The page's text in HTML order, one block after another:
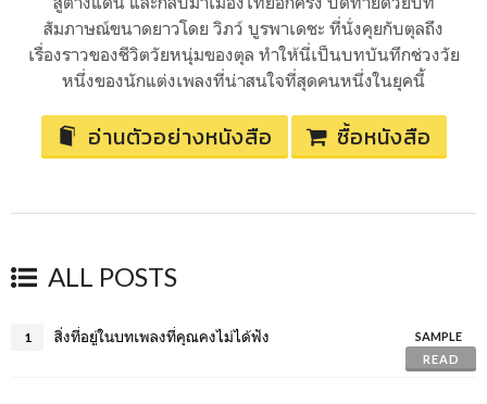
สัมภาษณ์ขนาดยาวโดย วิภว์ บูรพาเดชะ ที่นั่งคุยกับตุลถึง
เรื่องราวของชีวิตวัยหนุ่มของตุล ทำให้นี่เป็นบทบันทึกช่วงวัย
หนึ่งของนักแต่งเพลงที่น่าสนใจที่สุดคนหนึ่งในยุคนี้
อ่านตัวอย่างหนังสือ ซื้อหนังสือ
ALL POSTS
1 สิ่งที่อยู่ในบทเพลงที่คุณคงไม่ได้ฟัง
SAMPLE
READ